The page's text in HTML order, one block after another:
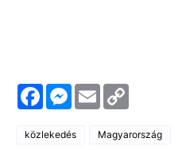
F
a
e
b
M
e
e
E
m
l L
közlekedés Magyarország